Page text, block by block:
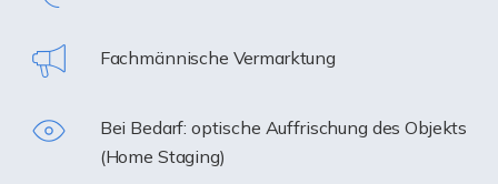
Fachmännische Vermarktung
Bei Bedarf: optische Auffrischung des Objekts
(Home Staging)